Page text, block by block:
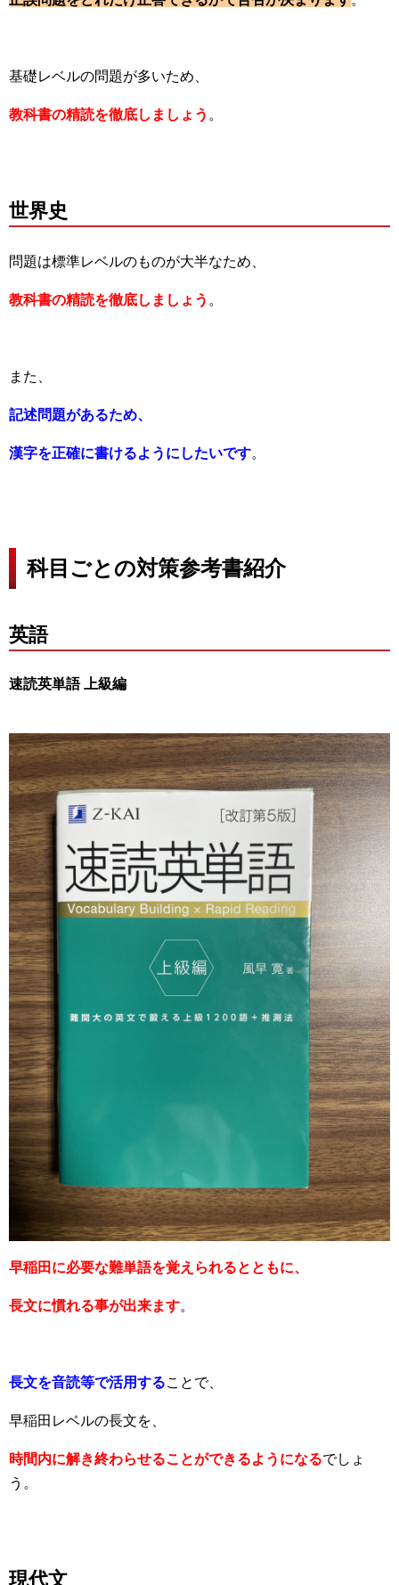
基礎レベルの問題が多いため、
教科書の精読を徹底しましょう 。
世界史
問題は標準レベルのものが大半なため、
教科書の精読を徹底しましょう 。
また、
記述問題があるため、
漢字を正確に書けるようにしたいです。
科目ごとの対策参考書紹介
英語
速読英単語 上級編
早稲田に必要な難単語を覚えられるとともに、
長文に慣れる事が出来ます。
長文を音読等で活用することで、
早稲田レベルの長文を、
時間内に解き終わらせることができるようになるでしょ
う。
現代文